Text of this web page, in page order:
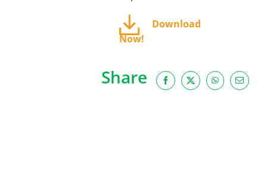
Download
Now!
Share Facebook
X WhatsApp
Email